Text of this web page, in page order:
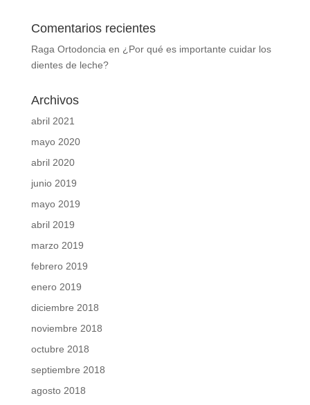
Comentarios recientes
Raga Ortodonciaen ¿Por qué es importante cuidar los
dientes de leche?
Archivos
abril 2021
mayo 2020
abril 2020
junio 2019
mayo 2019
abril 2019
marzo 2019
febrero 2019
enero 2019
diciembre 2018
noviembre 2018
octubre 2018
septiembre 2018
agosto 2018